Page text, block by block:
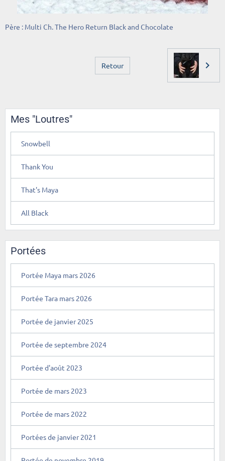
Père : Multi Ch. The Hero Return Black and Chocolate
Retour
Mes "Loutres"
Snowbell
Thank You
That's Maya
All Black
Portées
Portée Maya mars 2026
Portée Tara mars 2026
Portée de janvier 2025
Portée de septembre 2024
Portée d'août 2023
Portée de mars 2023
Portée de mars 2022
Portées de janvier 2021